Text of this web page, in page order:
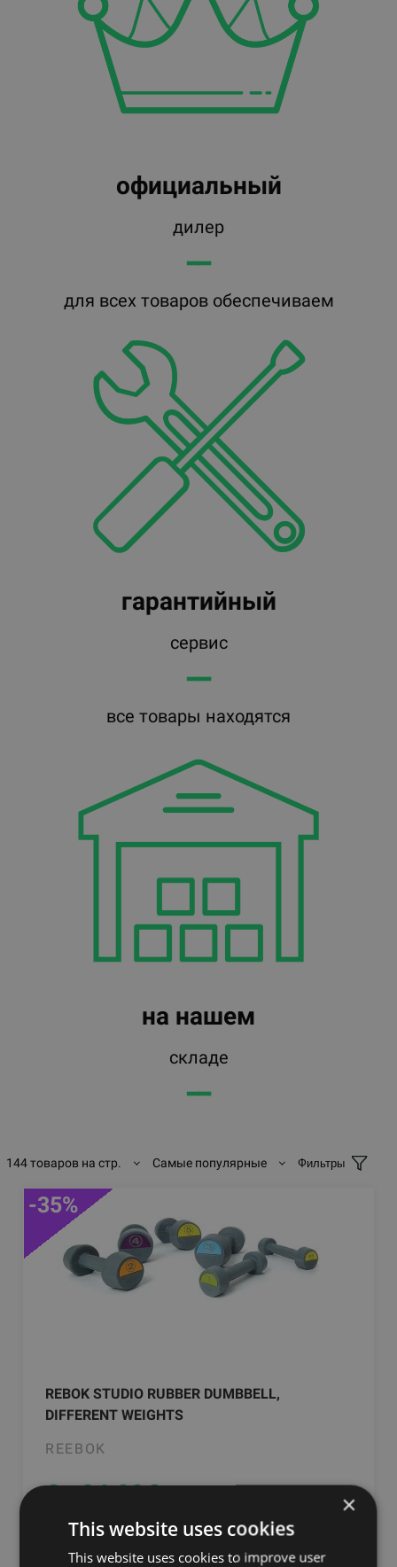
официальный
дилер
━━
для всех товаров обеспечиваем
гарантийный
сервис
━━
все товары находятся
на нашем
складе
━━
144 товаров на стр. Самые популярные Фильтры
REBOK STUDIO RUBBER DUMBBELL,
DIFFERENT WEIGHTS
REEBOK
-35%
От 24.00€
добавить в корзину
×
This website uses cookies
This website uses cookies to improve user